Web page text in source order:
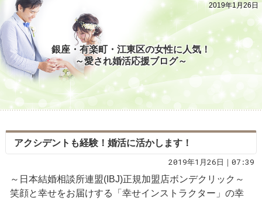
2019年1月26日
銀座・有楽町・江東区の女性に人気！
～愛され婚活応援ブログ～
アクシデントも経験！婚活に活かします！
2019年1月26日｜07:39
～日本結婚相談所連盟(IBJ)正規加盟店ボンデクリック～
笑顔と幸せをお届けする「幸せインストラクター」の幸